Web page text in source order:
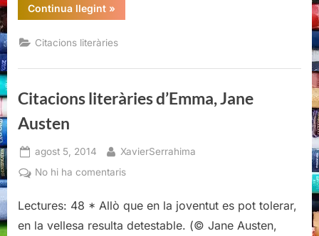
Continua llegint“Citacions
literàries
Lady
Susan,
Austen”
»
Citacions literàries
Citacions literàries d’Emma, Jane
Austen
Posted
on
agost 5, 2014 By
XavierSerrahima
No hi ha comentarisa
literàries
d’Emma,
Lectures: 48 * Allò que en la joventut es pot tolerar,
en la vellesa resulta detestable. (© Jane Austen,